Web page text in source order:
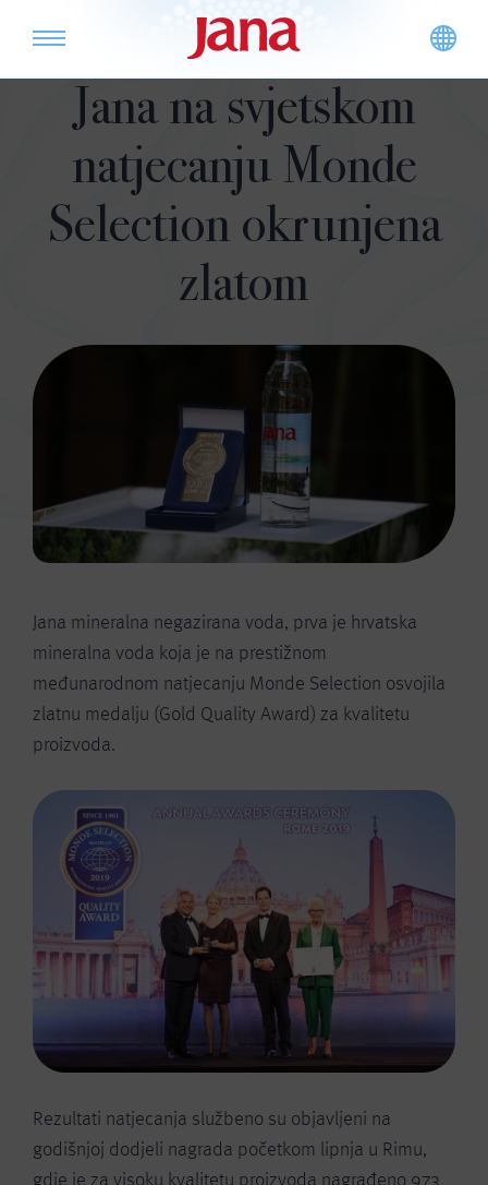
Jana na svjetskom
natjecanju Monde
Selection okrunjena
zlatom
Jana mineralna negazirana voda, prva je hrvatska
mineralna voda koja je na prestižnom
međunarodnom natjecanju Monde Selection osvojila
zlatnu medalju (Gold Quality Award) za kvalitetu
proizvoda.
Rezultati natjecanja službeno su objavljeni na
godišnjoj dodjeli nagrada početkom lipnja u Rimu,
gdje je za visoku kvalitetu proizvoda nagrađeno 973